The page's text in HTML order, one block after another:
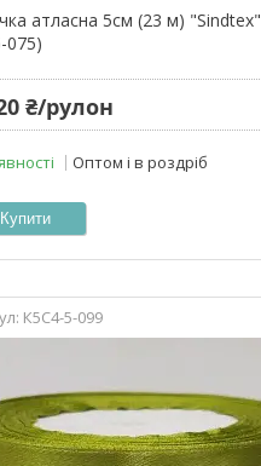
атласна 5см (23 м) "Sindtex"
075)
₴/рулон
Оптом і в роздріб
Купити
К5С4-5-099